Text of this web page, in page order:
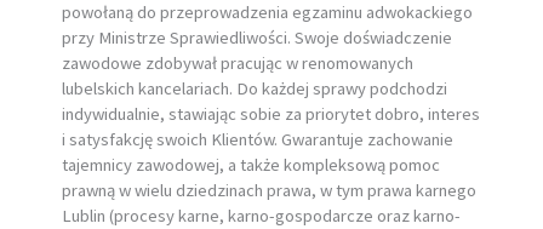
powołaną do przeprowadzenia egzaminu adwokackiego
przy Ministrze Sprawiedliwości. Swoje doświadczenie
zawodowe zdobywał pracując w renomowanych
lubelskich kancelariach. Do każdej sprawy podchodzi
indywidualnie, stawiając sobie za priorytet dobro, interes
i satysfakcję swoich Klientów. Gwarantuje zachowanie
tajemnicy zawodowej, a także kompleksową pomoc
prawną w wielu dziedzinach prawa, w tym prawa karnego
Lublin (procesy karne, karno-gospodarcze oraz karno-